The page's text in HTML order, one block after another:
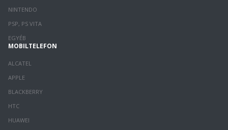
NINTENDO
PSP, PS VITA
EGYÉB
MOBILTELEFON
ALCATEL
APPLE
BLACKBERRY
HTC
HUAWEI